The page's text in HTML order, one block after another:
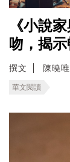
《小說
吻，揭
撰文 陳曉唯
華文閱讀